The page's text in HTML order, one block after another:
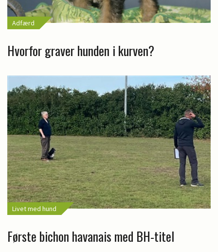
Adfærd
Hvorfor graver hunden i kurven?
Livet med hund
Første bichon havanais med BH-titel